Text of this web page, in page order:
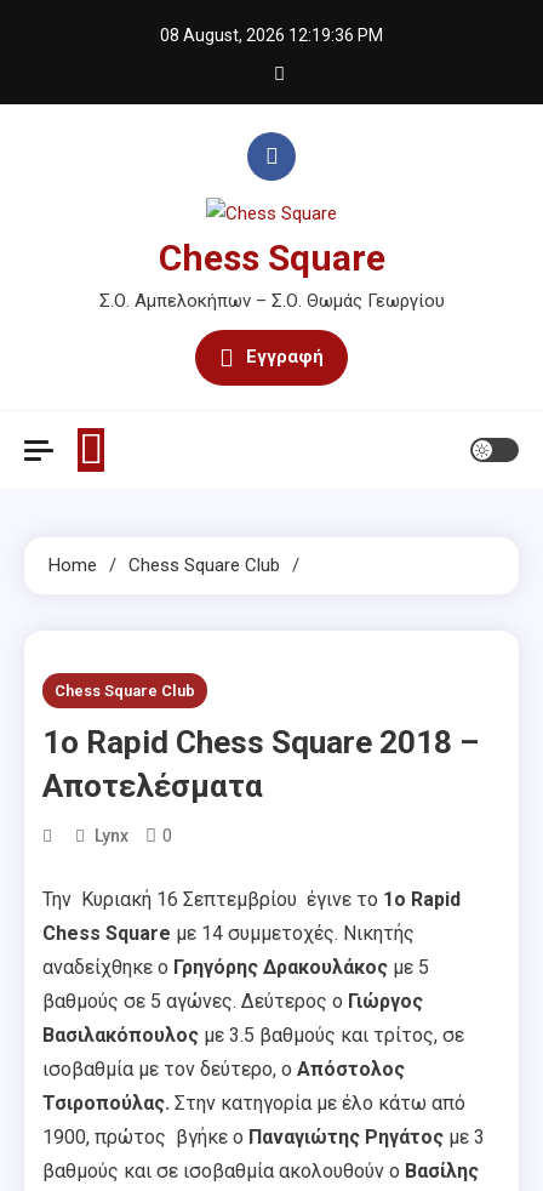
08 August, 2026 12:19:36 PM
Chess Square
Σ.Ο. Αμπελοκήπων – Σ.Ο. Θωμάς Γεωργίου
Εγγραφή
Home Chess Square Club
Chess Square Club
1ο Rapid Chess Square 2018 –
Αποτελέσματα
Lynx 0
Την Κυριακή 16 Σεπτεμβρίου έγινε το 1ο Rapid
Chess Square με 14 συμμετοχές. Νικητής
αναδείχθηκε ο Γρηγόρης Δρακουλάκος με 5
βαθμούς σε 5 αγώνες. Δεύτερος ο Γιώργος
Βασιλακόπουλος με 3.5 βαθμούς και τρίτος, σε
ισοβαθμία με τον δεύτερο, ο Απόστολος
Τσιροπούλας. Στην κατηγορία με έλο κάτω από
1900, πρώτος βγήκε ο Παναγιώτης Ρηγάτος με 3
βαθμούς και σε ισοβαθμία ακολουθούν ο Βασίλης